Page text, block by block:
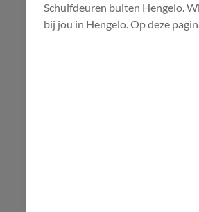
Schuifdeuren buiten Hengelo.
bij jou in Hengelo. Op deze